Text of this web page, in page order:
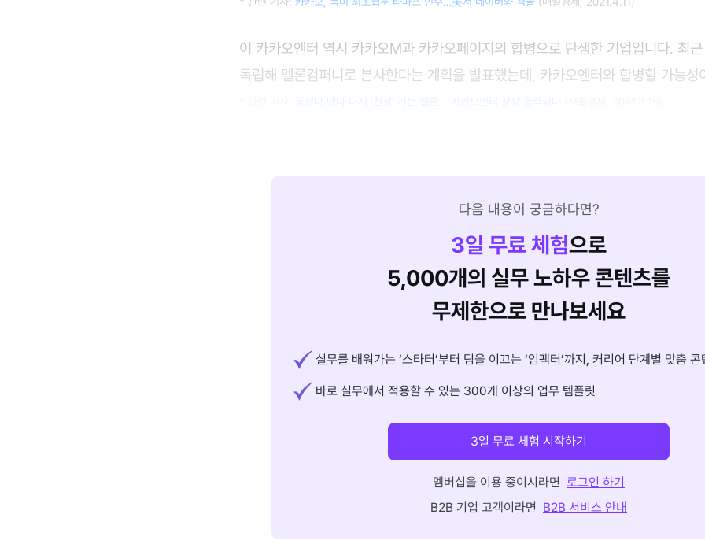
이 카카오엔터 역시 카카오M과 카카오페이지의 합병으로 탄생한 기업입니다. 최
독립해 멜론컴퍼니로 분사한다는 계획을 발표했는데, 카카오엔터와 합병할 가능
뭉쳤다 뗐다 다시 '친정' 가는 멜론... 카카오엔터 상장 동력되나
다음 내용이 궁금하다면?
3일 무료 체험으로
5,000개의 실무 노하우 콘텐츠를
무제한으로 만나보세요
실무를 배워가는 ‘스타터’부터 팀을 이끄는 ‘임팩터’까지, 커리어 단계별 맞춤 콘
바로 실무에서 적용할 수 있는 300개 이상의 업무 템플릿
3일 무료 체험 시작하기
멤버십을 이용 중이시라면 로그인 하기
B2B 기업 고객이라면 B2B 서비스 안내